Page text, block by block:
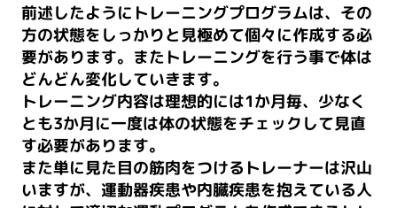
前述したようにトレーニングプログラムは、その
方の状態をしっかりと見極めて個々に作成する必
要があります。またトレーニングを行う事で体は
どんどん変化していきます。
トレーニング内容は理想的には1か月毎、少なく
とも3か月に一度は体の状態をチェックして見直
す必要があります。
また単に見た目の筋肉をつけるトレーナーは沢山
いますが、運動器疾患や内臓疾患を抱えている人